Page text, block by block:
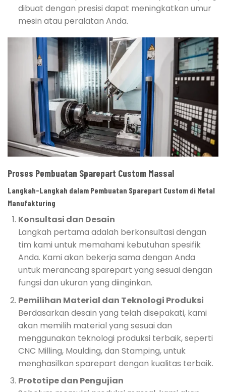
dibuat dengan presisi dapat meningkatkan umur
mesin atau peralatan Anda.
Proses Pembuatan Sparepart Custom Massal
Langkah-Langkah dalam Pembuatan Sparepart Custom di Metal
Manufakturing
Konsultasi dan Desain
Langkah pertama adalah berkonsultasi dengan
tim kami untuk memahami kebutuhan spesifik
Anda. Kami akan bekerja sama dengan Anda
untuk merancang sparepart yang sesuai dengan
fungsi dan ukuran yang diinginkan.
Pemilihan Material dan Teknologi Produksi
Berdasarkan desain yang telah disepakati, kami
akan memilih material yang sesuai dan
menggunakan teknologi produksi terbaik, seperti
CNC Milling, Moulding, dan Stamping, untuk
menghasilkan sparepart dengan kualitas terbaik.
Prototipe dan Pengujian